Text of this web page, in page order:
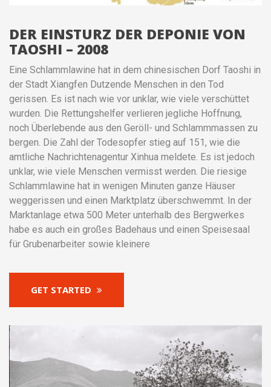
DER EINSTURZ DER DEPONIE VON
TAOSHI – 2008
Eine Schlammlawine hat in dem chinesischen Dorf Taoshi in
der Stadt Xiangfen Dutzende Menschen in den Tod
gerissen. Es ist nach wie vor unklar, wie viele verschüttet
wurden. Die Rettungshelfer verlieren jegliche Hoffnung,
noch Überlebende aus den Geröll- und Schlammmassen zu
bergen. Die Zahl der Todesopfer stieg auf 151, wie die
amtliche Nachrichtenagentur Xinhua meldete. Es ist jedoch
unklar, wie viele Menschen vermisst werden. Die riesige
Schlammlawine hat in wenigen Minuten ganze Häuser
weggerissen und einen Marktplatz überschwemmt. In der
Marktanlage etwa 500 Meter unterhalb des Bergwerkes
habe es auch ein großes Badehaus und einen Speisesaal
für Grubenarbeiter sowie kleinere
GET STARTED